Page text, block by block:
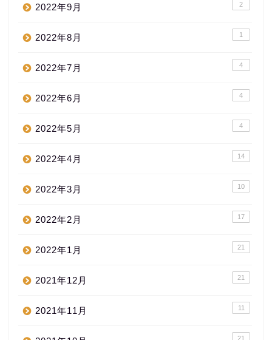
2022年9月 2
2022年8月 1
2022年7月 4
2022年6月 4
2022年5月 4
2022年4月 14
2022年3月 10
2022年2月 17
2022年1月 21
2021年12月 21
2021年11月 11
21